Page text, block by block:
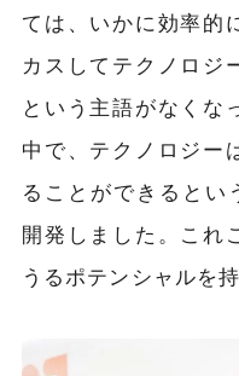
ては、いかに効率的
カスしてテクノロジ
という主語がなくな
中で、テクノロジー
ることができると
開発しました。これ
うるポテンシャルを